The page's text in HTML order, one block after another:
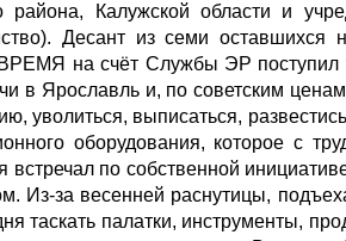
района, Калужской области и
Десант из семи оставшихся
на счёт Службы ЭР поступил
в Ярославль и, по советским
уволиться, выписаться,
оборудования, которое с
по собственной
Из-за весенней раснутицы,
таскать палатки, инструменты,